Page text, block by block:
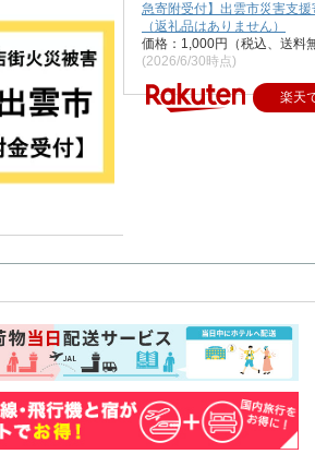
急寄附受付】出雲市災害支援
（返礼品はありません）
価格：1,000円（税込、送料
(2026/6/30時点)
楽天